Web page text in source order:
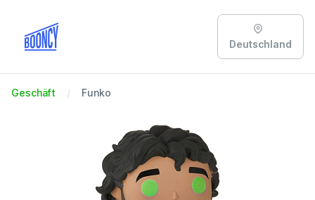
Deutschland
Geschäft Funko